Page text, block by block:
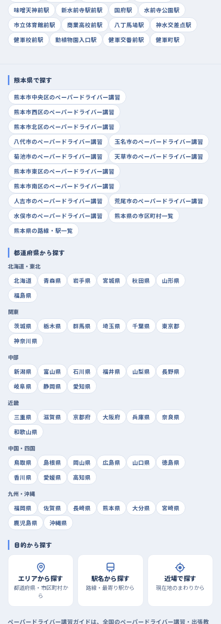
味噌天神前駅
新水前寺駅前駅 国府駅
水前寺公園駅
市立体育館前駅
商業高校前駅 八丁馬場駅
神水交差点駅
健軍校前駅
動植物園入口駅 健軍交番前駅 健軍町駅
熊本県で探す
熊本市中央区のペーパードライバー講習
熊本市西区のペーパードライバー講習
熊本市北区のペーパードライバー講習
八代市のペーパードライバー講習
玉名市のペーパードライバー講習
菊池市のペーパードライバー講習
天草市のペーパードライバー講習
熊本市東区のペーパードライバー講習
熊本市南区のペーパードライバー講習
人吉市のペーパードライバー講習
荒尾市のペーパードライバー講習
水俣市のペーパードライバー講習
熊本県の市区町村一覧
熊本県の路線・駅一覧
都道府県から探す
北海道・東北
北海道
青森県 岩手県 宮城県 秋田県
山形県
福島県
関東
茨城県
栃木県 群馬県 埼玉県 千葉県
東京都
神奈川県
中部
新潟県
富山県 石川県 福井県 山梨県
長野県
岐阜県
静岡県 愛知県
近畿
三重県
滋賀県 京都府 大阪府 兵庫県
奈良県
和歌山県
中国・四国
鳥取県
島根県 岡山県 広島県 山口県
徳島県
香川県
愛媛県 高知県
九州・沖縄
福岡県
佐賀県 長崎県 熊本県 大分県
宮崎県
鹿児島県
沖縄県
目的から探す
エリアから探す
都道府県・市区町村か
ら
駅名から探す
路線・最寄り駅から
近場で探す
現在地のまわりから
ペーパードライバー講習ガイドは、全国のペーパードライバー講習・出張教